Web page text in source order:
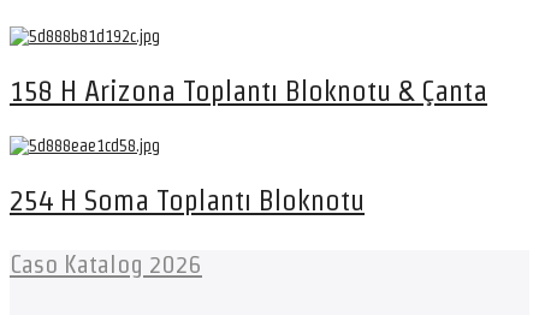
158 H Arizona Toplantı Bloknotu & Çanta
254 H Soma Toplantı Bloknotu
Caso Katalog 2026